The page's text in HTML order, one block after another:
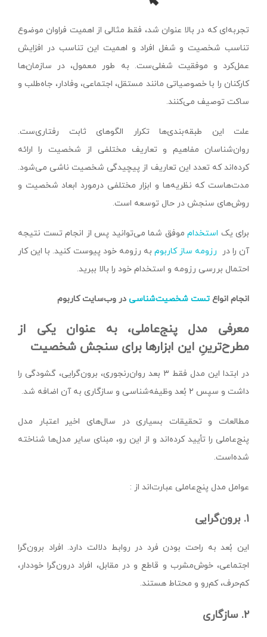
تجربه‌ای که در بالا عنوان شد، فقط مثالی از اهمیت فراوان موضوع
تناسب شخصیت و شغل افراد و اهمیت این تناسب در افزایش
عمل‌کرد و موفقیت شغلی‌ست. به طور معمول، در سازمان‌ها
کارکنان را با خصوصیاتی مانند مستقل، اجتماعی، وفادار، جاه‌طلب و
ساکت توصیف می‌کنند.
علت این طبقه‌بندی‌ها تکرار الگوهای ثابت رفتاری‌ست.
روان‌شناسان مفاهیم و تعاریف مختلفی از شخصیت را ارائه
کرده‌اند که تعدد این تعاریف از پیچیدگی شخصیت ناشی می‌شود.
مدت‌هاست که نظریه‌ها و ابزار مختلفی درمورد ابعاد شخصیت و
روش‌های سنجش در حال توسعه است.
برای یک استخدام موفق شما می‌توانید پس از انجام تست نتیجه
آن را در رزومه ساز کاربومبه رزومه خود پیوست کنید. با این کار
احتمال بررسی رزومه و استخدام خود را بالا ببرید.
انجام انواع تست‌ شخصیت‌شناسی در وب‌سایت کاربوم
معرفی مدل پنج‌عاملی، به عنوان یکی از
مطرح‌ترینِ این ابزارها برای سنجش شخصیت
در ابتدا این مدل فقط ۳ بعد روان‌رنجوری، برون‌گرایی، گشودگی را
داشت و سپس ۲ بُعد وظیفه‌شناسی و سازگاری به آن اضافه شد.
مطالعات و تحقیقات بسیاری در سال‌های اخیر اعتبار مدل
پنج‌عاملی را تأیید کرده‌اند و از این رو، مبنای سایر مدل‌ها شناخته
شده‌است.
عوامل مدل پنج‌عاملی عبارت‌اند از :
۱. برون‌گرایی
این بُعد به راحت بودن فرد در روابط دلالت دارد. افراد برون‌گرا
اجتماعی، خوش‌مشرب و قاطع و در مقابل، افراد درون‌گرا خوددار،
کم‌حرف، کم‌رو و محتاط‌ هستند.
۲. سازگاری